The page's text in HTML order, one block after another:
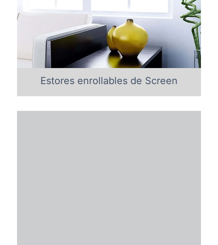
Estores enrollables de Screen